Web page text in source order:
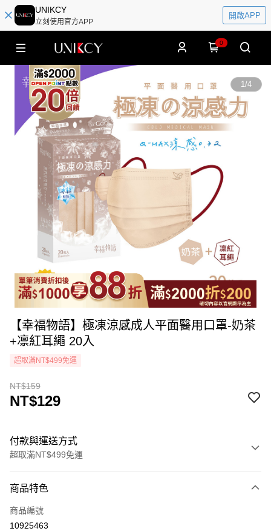
UNIKCY
立刻使用官方APP
開啟APP
0
1/4
【幸福物語】極凍涼感成人平面醫用口罩-奶茶
+凛紅耳繩 20入
超取滿NT$499免運
NT$159
NT$129
付款與運送方式
超取滿NT$499免運
icash Pay
信用卡一次付款
商品特色
商品編號
10925463